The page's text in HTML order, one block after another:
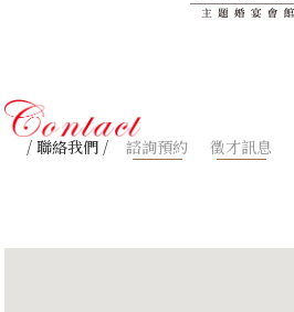
/ 聯絡我們 / 諮詢預約 徵才訊息